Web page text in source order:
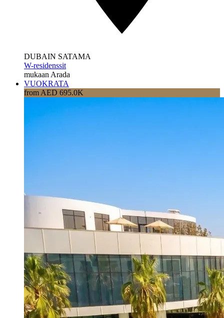
DUBAIN SATAMA
W-residenssit
mukaan Arada
VUOKRATA
from AED 695.0K